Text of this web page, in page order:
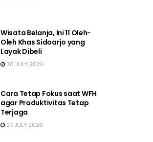
Wisata Belanja, Ini 11 Oleh-
Oleh Khas Sidoarjo yang
Layak Dibeli
30 JULY 2026
Cara Tetap Fokus saat WFH
agar Produktivitas Tetap
Terjaga
27 JULY 2026